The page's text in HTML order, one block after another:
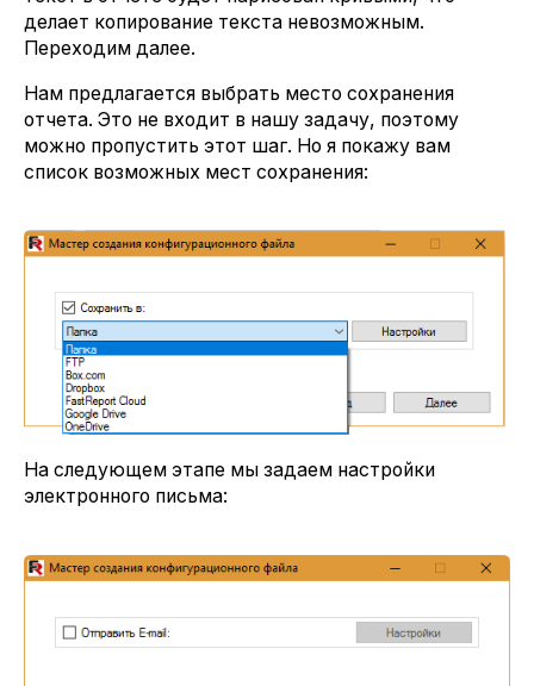
делает копирование текста невозможным.
Переходим далее.
Нам предлагается выбрать место сохранения
отчета. Это не входит в нашу задачу, поэтому
можно пропустить этот шаг. Но я покажу вам
список возможных мест сохранения:
На следующем этапе мы задаем настройки
электронного письма: